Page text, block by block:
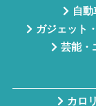
自
ガジェット
芸能・
カロ